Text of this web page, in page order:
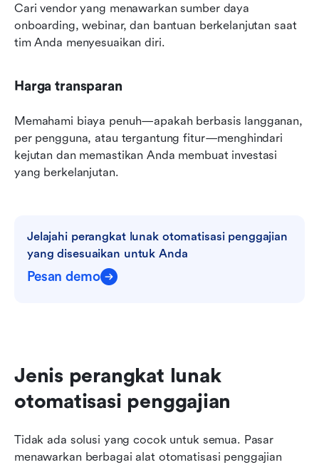
Cari vendor yang menawarkan sumber daya
onboarding, webinar, dan bantuan berkelanjutan saat
tim Anda menyesuaikan diri.
Harga transparan
Memahami biaya penuh—apakah berbasis langganan,
per pengguna, atau tergantung fitur—menghindari
kejutan dan memastikan Anda membuat investasi
yang berkelanjutan.
Jelajahi perangkat lunak otomatisasi penggajian
yang disesuaikan untuk Anda
Pesan demo
Jenis perangkat lunak
otomatisasi penggajian
Tidak ada solusi yang cocok untuk semua. Pasar
menawarkan berbagai alat otomatisasi penggajian